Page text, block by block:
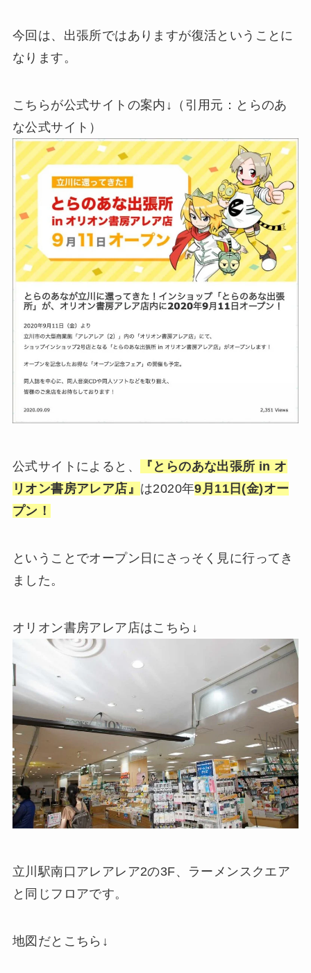
今回は、出張所ではありますが復活ということに
なります。
こちらが公式サイトの案内↓（引用元：とらのあ
な公式サイト）
公式サイトによると、
『とらのあな出張所 in オ
リオン書房アレア店』 は2020年9月11日(金)オー
プン！
ということでオープン日にさっそく見に行ってき
ました。
オリオン書房アレア店はこちら↓
立川駅南口アレアレア2の3F、ラーメンスクエア
と同じフロアです。
地図だとこちら↓